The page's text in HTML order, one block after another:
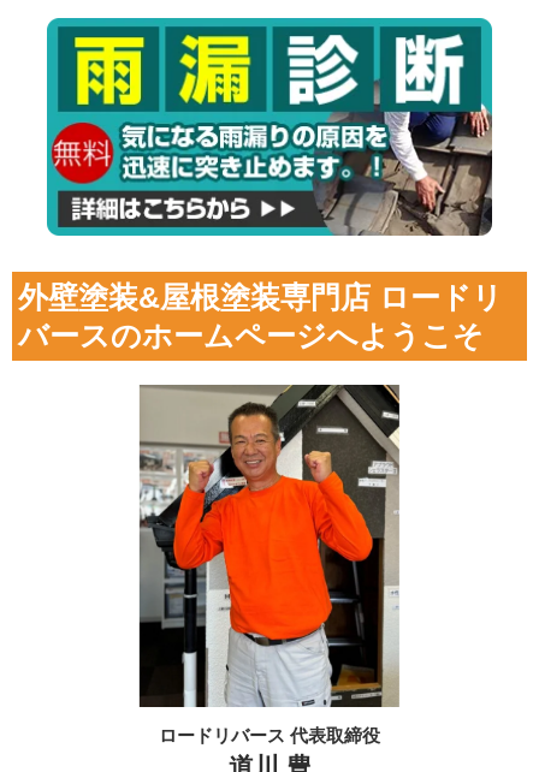
外壁塗装&屋根塗装専門店 ロードリ
バースのホームページへようこそ
ロードリバース 代表取締役